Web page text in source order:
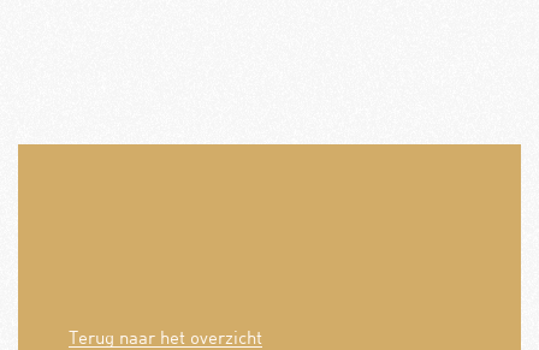
Terug naar het overzicht